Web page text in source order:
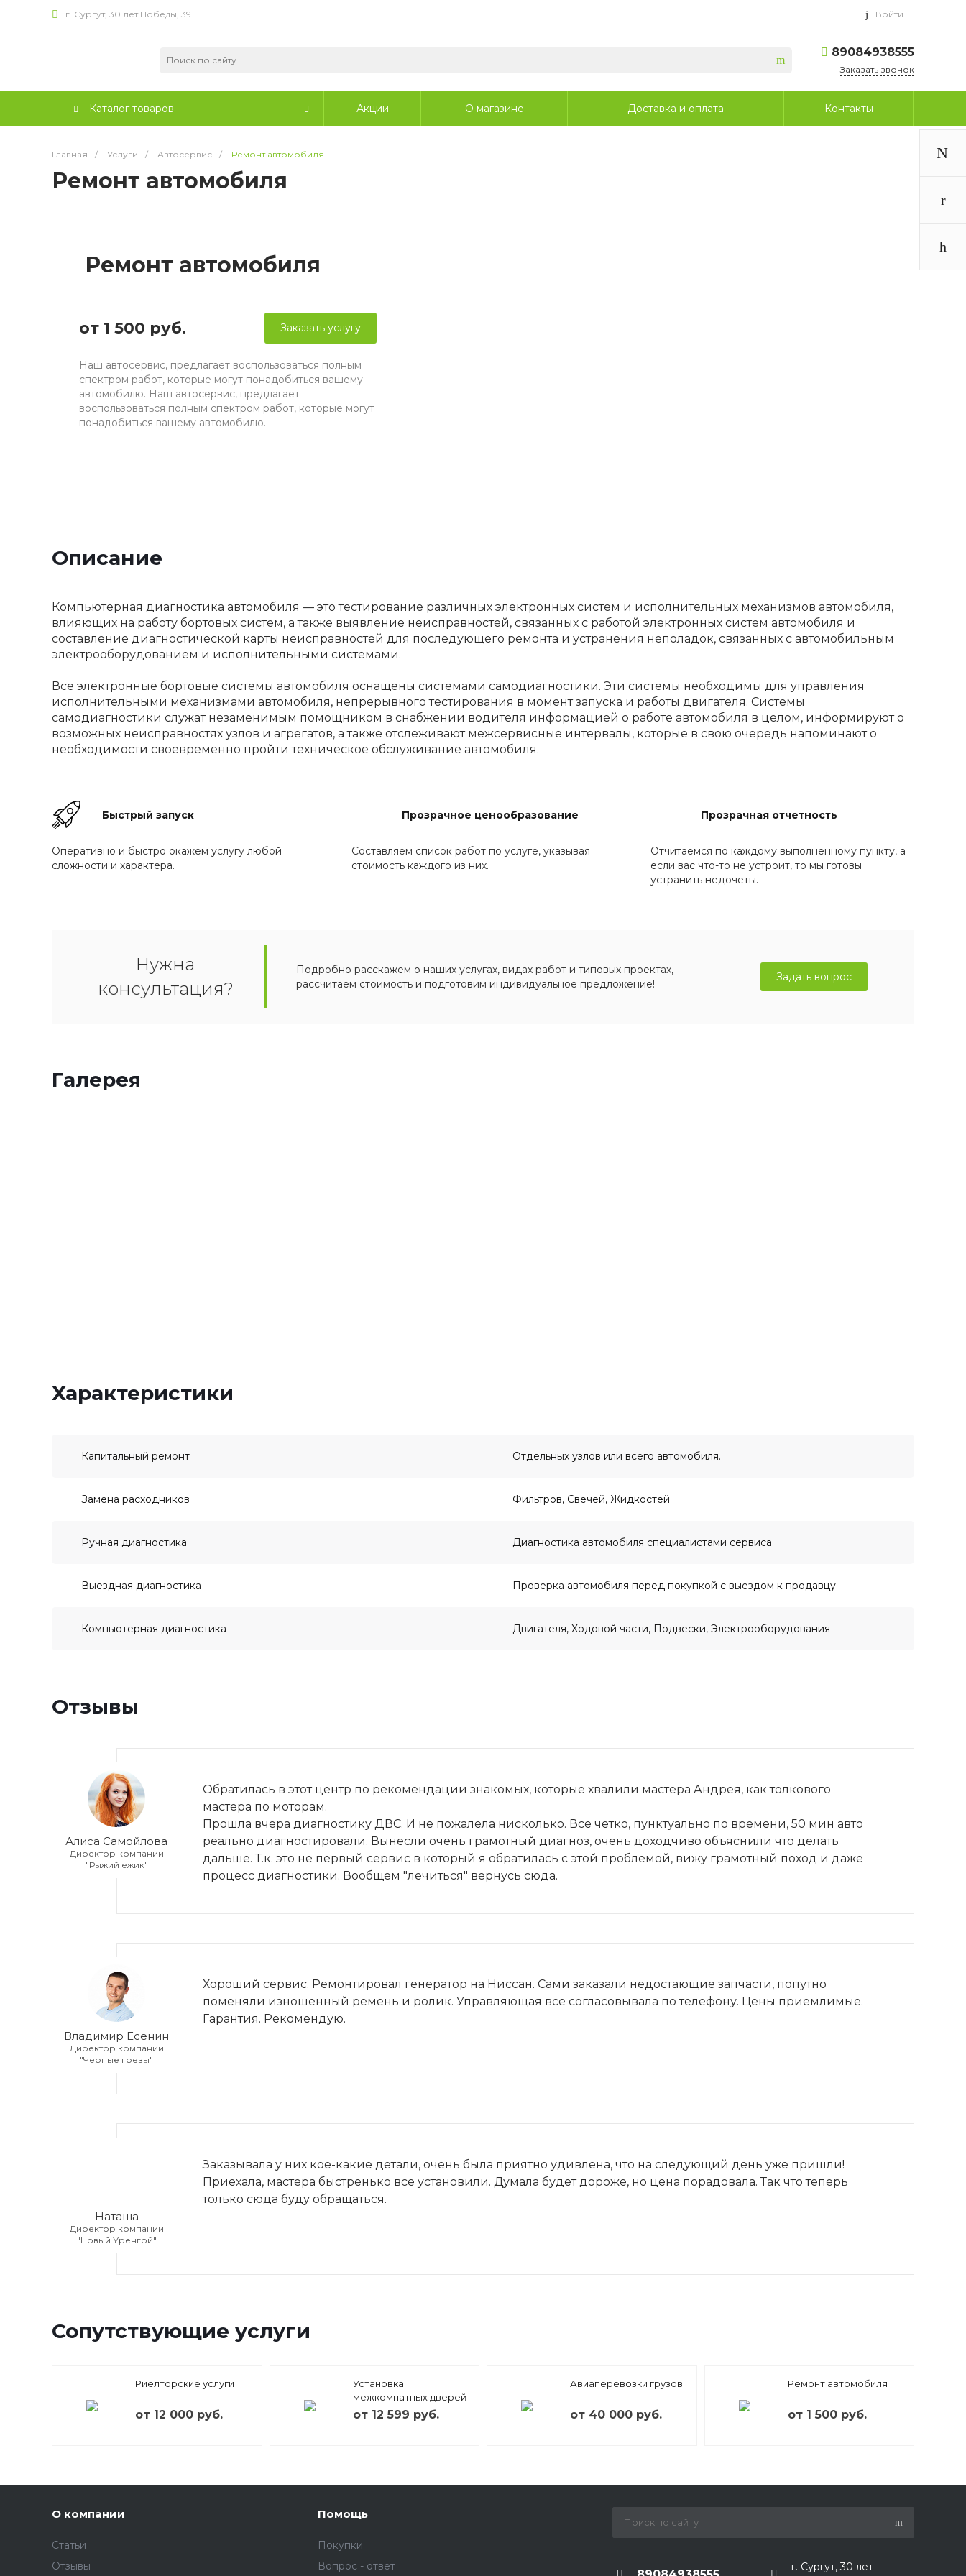
г. Сургут, 30 лет Победы, 39 Войти
89084938555
Заказать звонок
Каталог товаров Акции О магазине Доставка и оплата Контакты
Главная / Услуги / Автосервис / Ремонт автомобиля
Ремонт автомобиля
Ремонт автомобиля
от 1 500 руб. Заказать услугу
Наш автосервис, предлагает воспользоваться полным
спектром работ, которые могут понадобиться вашему
автомобилю. Наш автосервис, предлагает
воспользоваться полным спектром работ, которые могут
понадобиться вашему автомобилю.
Описание
Компьютерная диагностика автомобиля — это тестирование различных электронных систем и исполнительных механизмов автомобиля,
влияющих на работу бортовых систем, а также выявление неисправностей, связанных с работой электронных систем автомобиля и
составление диагностической карты неисправностей для последующего ремонта и устранения неполадок, связанных с автомобильным
электрооборудованием и исполнительными системами.
Все электронные бортовые системы автомобиля оснащены системами самодиагностики. Эти системы необходимы для управления
исполнительными механизмами автомобиля, непрерывного тестирования в момент запуска и работы двигателя. Системы
самодиагностики служат незаменимым помощником в снабжении водителя информацией о работе автомобиля в целом, информируют о
возможных неисправностях узлов и агрегатов, а также отслеживают межсервисные интервалы, которые в свою очередь напоминают о
необходимости своевременно пройти техническое обслуживание автомобиля.
Быстрый запуск
Оперативно и быстро окажем услугу любой
сложности и характера.
Прозрачное ценообразование
Составляем список работ по услуге, указывая
стоимость каждого из них.
Прозрачная отчетность
Отчитаемся по каждому выполненному пункту, а
если вас что-то не устроит, то мы готовы
устранить недочеты.
Нужна
консультация?
Подробно расскажем о наших услугах, видах работ и типовых проектах,
рассчитаем стоимость и подготовим индивидуальное предложение!
Задать вопрос
Галерея
Характеристики
Капитальный ремонт Отдельных узлов или всего автомобиля.
Замена расходников Фильтров, Свечей, Жидкостей
Ручная диагностика Диагностика автомобиля специалистами сервиса
Выездная диагностика Проверка автомобиля перед покупкой с выездом к продавцу
Компьютерная диагностика Двигателя, Ходовой части, Подвески, Электрооборудования
Отзывы
Алиса Самойлова
Директор компании
"Рыжий ежик"
Обратилась в этот центр по рекомендации знакомых, которые хвалили мастера Андрея, как толкового
мастера по моторам.
Прошла вчера диагностику ДВС. И не пожалела нисколько. Все четко, пунктуально по времени, 50 мин авто
реально диагностировали. Вынесли очень грамотный диагноз, очень доходчиво объяснили что делать
дальше. Т.к. это не первый сервис в который я обратилась с этой проблемой, вижу грамотный поход и даже
процесс диагностики. Вообщем "лечиться" вернусь сюда.
Владимир Есенин
Директор компании
"Черные грезы"
Хороший сервис. Ремонтировал генератор на Ниссан. Сами заказали недостающие запчасти, попутно
поменяли изношенный ремень и ролик. Управляющая все согласовывала по телефону. Цены приемлимые.
Гарантия. Рекомендую.
Наташа
Директор компании
"Новый Уренгой"
Заказывала у них кое-какие детали, очень была приятно удивлена, что на следующий день уже пришли!
Приехала, мастера быстренько все установили. Думала будет дороже, но цена порадовала. Так что теперь
только сюда буду обращаться.
Сопутствующие услуги
Риелторские услуги
от 12 000 руб.
Установка
межкомнатных дверей
от 12 599 руб.
Авиаперевозки грузов
от 40 000 руб.
Ремонт автомобиля
от 1 500 руб.
О компании
Статьи
Отзывы
Помощь
Покупки
Вопрос - ответ
г. Сургут, 30 лет